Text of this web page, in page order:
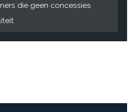
die geen concessies